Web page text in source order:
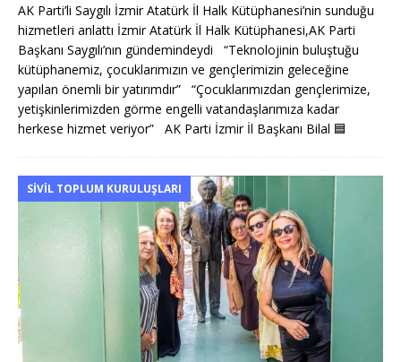
AK Parti’li Saygılı İzmir Atatürk İl Halk Kütüphanesi’nin sunduğu
hizmetleri anlattı İzmir Atatürk İl Halk Kütüphanesi,AK Parti
Başkanı Saygılı’nın gündemindeydi “Teknolojinin buluştuğu
kütüphanemiz, çocuklarımızın ve gençlerimizin geleceğine
yapılan önemli bir yatırımdır” “Çocuklarımızdan gençlerimize,
yetişkinlerimizden görme engelli vatandaşlarımıza kadar
herkese hizmet veriyor” AK Parti İzmir İl Başkanı Bilal 🟦
SIVIL TOPLUM KURULUŞLARI